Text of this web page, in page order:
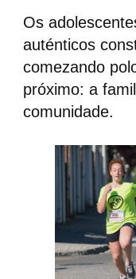
Os
auténticos
comezando
próximo: a
comunidade.